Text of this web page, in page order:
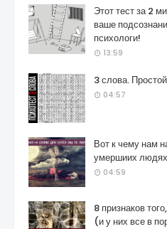
Этот тест за 2
ваше
психологи!
13:59
3 слова.
04:57
Вот к чему нам
умершиих людях
04:59
8 признаков
(и у них все в